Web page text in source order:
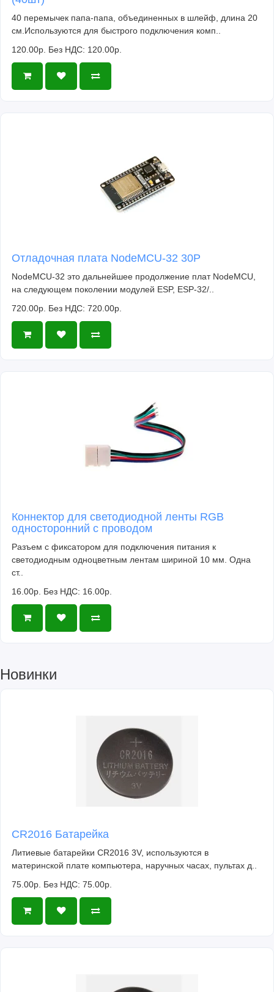
40 перемычек папа-папа, объединенных в шлейф, длина 20
см.Используются для быстрого подключения комп..
120.00р. Без НДС: 120.00р.
Отладочная плата NodeMCU-32 30P
NodeMCU-32 это дальнейшее продолжение плат NodeMCU,
на следующем поколении модулей ESP, ESP-32/..
720.00р. Без НДС: 720.00р.
Коннектор для светодиодной ленты RGB
односторонний с проводом
Разъем с фиксатором для подключения питания к
светодиодным одноцветным лентам шириной 10 мм. Одна
ст..
16.00р. Без НДС: 16.00р.
Новинки
CR2016 Батарейка
Литиевые батарейки CR2016 3V, используются в
материнской плате компьютера, наручных часах, пультах д..
75.00р. Без НДС: 75.00р.